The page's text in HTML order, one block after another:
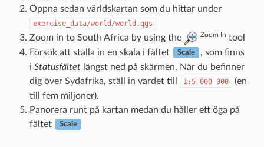
Öppna sedan världskartan som du hittar under
exercise_data/world/world.qgs
Zoom in to South Africa by using the Zoom In tool
Försök att ställa in en skala i fältet
Scale
, som finns
i Statusfältetlängst ned på skärmen. När du befinner
dig över Sydafrika, ställ in värdet till
1:5 000 000
(en
till fem miljoner).
Panorera runt på kartan medan du håller ett öga på
fältet
Scale